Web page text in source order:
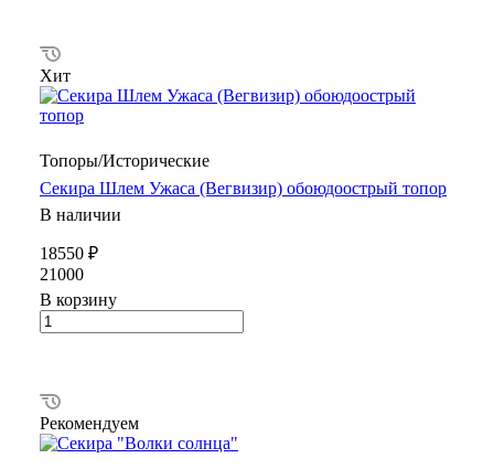
Хит
Топоры/Исторические
Секира Шлем Ужаса (Вегвизир) обоюдоострый топор
В наличии
18550 ₽
21000
В корзину
Рекомендуем